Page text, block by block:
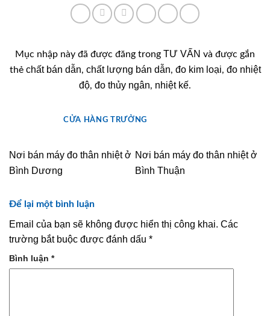
Mục nhập này đã được đăng trong TƯ VẤN và được gắn
thẻ chất bán dẫn, chất lượng bán dẫn, đo kim loại, đo nhiệt
độ, đo thủy ngân, nhiệt kế.
CỬA HÀNG TRƯỞNG
Nơi bán máy đo thân nhiệt ở
Bình Dương
Nơi bán máy đo thân nhiệt ở
Bình Thuận
Để lại một bình luận
Email của bạn sẽ không được hiển thị công khai. Các
trường bắt buộc được đánh dấu *
Bình luận *